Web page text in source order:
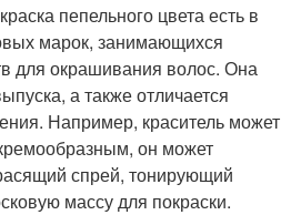
пепельного цвета есть в
марок, занимающихся
для окрашивания волос. Она
а также отличается
Например, краситель может
он может
спрей, тонирующий
массу для покраски.